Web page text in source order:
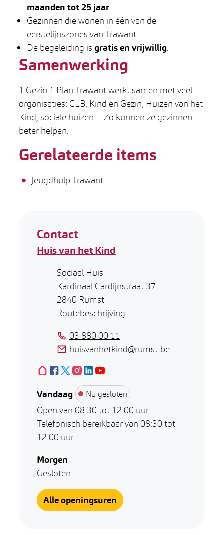
maanden tot 25 jaar.
Gezinnen die wonen in één van de
eerstelijnszones van Trawant.
De begeleiding is gratis en vrijwillig.
Samenwerking
1 Gezin 1 Plan Trawant werkt samen met veel
organisaties: CLB, Kind en Gezin, Huizen van het
Kind, sociale huizen… Zo kunnen ze gezinnen
beter helpen.
Gerelateerde items
Jeugdhulp Trawant
Contact
Huis van het Kind
AdresSociaal Huis
Kardinaal Cardijnstraat 37
,2840 Rumst
Routebeschrijving
03 880 00 11
E-mail
huisvanhetkind@rumst.be
HoplrHuis van het Kind
FacebookHuis van het Kind
X (Twitter)Huis van het Kind
Instagram
LinkedIn
YouTube
Vandaag
Nu gesloten
Open van 08:30 tot 12:00 uur
Telefonisch bereikbaar van 08:30 tot
12:00 uur
Morgen
Gesloten
Alle openingsuren Huis van het Kind